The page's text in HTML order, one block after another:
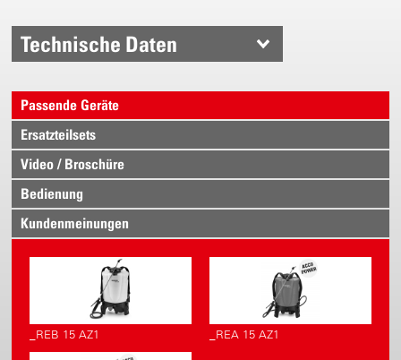
Technische Daten
Passende Geräte
Ersatzteilsets
Video / Broschüre
Bedienung
Kundenmeinungen
_REB 15 AZ1 _REA 15 AZ1